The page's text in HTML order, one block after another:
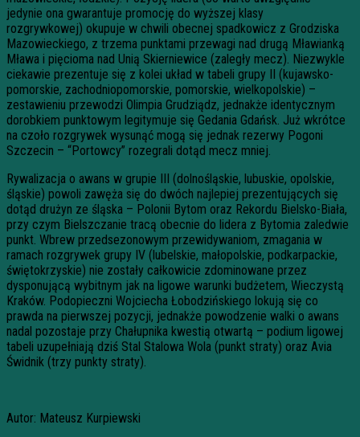
jedynie ona gwarantuje promocję do wyższej klasy
rozgrywkowej) okupuje w chwili obecnej spadkowicz z Grodziska
Mazowieckiego, z trzema punktami przewagi nad drugą Mławianką
Mława i pięcioma nad Unią Skierniewice (zaległy mecz). Niezwykle
ciekawie prezentuje się z kolei układ w tabeli grupy II (kujawsko-
pomorskie, zachodniopomorskie, pomorskie, wielkopolskie) –
zestawieniu przewodzi Olimpia Grudziądz, jednakże identycznym
dorobkiem punktowym legitymuje się Gedania Gdańsk. Już wkrótce
na czoło rozgrywek wysunąć mogą się jednak rezerwy Pogoni
Szczecin – “Portowcy” rozegrali dotąd mecz mniej.
Rywalizacja o awans w grupie III (dolnośląskie, lubuskie, opolskie,
śląskie) powoli zawęża się do dwóch najlepiej prezentujących się
dotąd drużyn ze śląska – Polonii Bytom oraz Rekordu Bielsko-Biała,
przy czym Bielszczanie tracą obecnie do lidera z Bytomia zaledwie
punkt. Wbrew przedsezonowym przewidywaniom, zmagania w
ramach rozgrywek grupy IV (lubelskie, małopolskie, podkarpackie,
świętokrzyskie) nie zostały całkowicie zdominowane przez
dysponującą wybitnym jak na ligowe warunki budżetem, Wieczystą
Kraków. Podopieczni Wojciecha Łobodzińskiego lokują się co
prawda na pierwszej pozycji, jednakże powodzenie walki o awans
nadal pozostaje przy Chałupnika kwestią otwartą – podium ligowej
tabeli uzupełniają dziś Stal Stalowa Wola (punkt straty) oraz Avia
Świdnik (trzy punkty straty).
Autor: Mateusz Kurpiewski